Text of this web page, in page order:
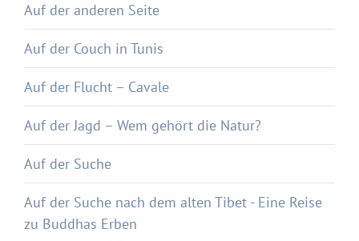
Auf der anderen Seite
Auf der Couch in Tunis
Auf der Flucht – Cavale
Auf der Jagd – Wem gehört die Natur?
Auf der Suche
Auf der Suche nach dem alten Tibet - Eine Reise
zu Buddhas Erben